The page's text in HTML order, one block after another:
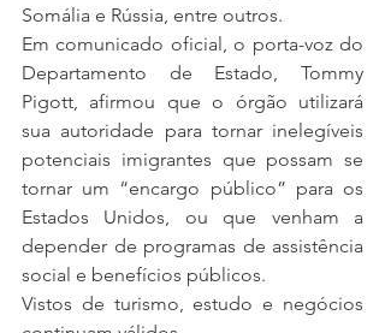
Somália e Rússia, entre outros.
Em comunicado oficial, o porta-voz do
Departamento de Estado, Tommy
Pigott, afirmou que o órgão utilizará
sua autoridade para tornar inelegíveis
potenciais imigrantes que possam se
tornar um “encargo público” para os
Estados Unidos, ou que venham a
depender de programas de assistência
social e benefícios públicos.
Vistos de turismo, estudo e negócios